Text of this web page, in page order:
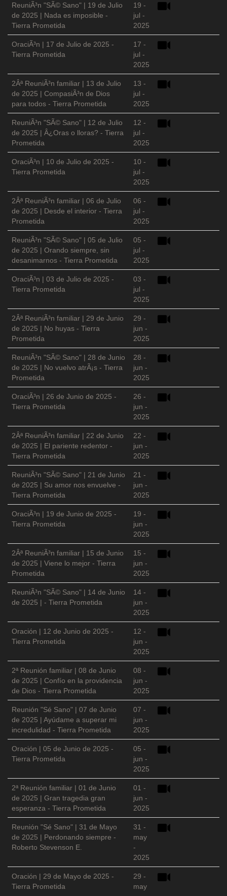
ReuniÃ³n "SÃ© Sano" | 19 de Julio
de 2025 | Nada es imposible -
Tierra Prometida
19 -
jul -
2025
OraciÃ³n | 17 de Julio de 2025 -
Tierra Prometida
17 -
jul -
2025
2Âª ReuniÃ³n familiar | 13 de Julio
de 2025 | CompasiÃ³n de Dios
para todos - Tierra Prometida
13 -
jul -
2025
ReuniÃ³n "SÃ© Sano" | 12 de Julio
de 2025 | Â¿Oras o lloras? - Tierra
Prometida
12 -
jul -
2025
OraciÃ³n | 10 de Julio de 2025 -
Tierra Prometida
10 -
jul -
2025
2Âª ReuniÃ³n familiar | 06 de Julio
de 2025 | Desde el interior - Tierra
Prometida
06 -
jul -
2025
ReuniÃ³n "SÃ© Sano" | 05 de Julio
de 2025 | Orando siempre, sin
desanimarnos - Tierra Prometida
05 -
jul -
2025
OraciÃ³n | 03 de Julio de 2025 -
Tierra Prometida
03 -
jul -
2025
2Âª ReuniÃ³n familiar | 29 de Junio
de 2025 | No huyas - Tierra
Prometida
29 -
jun -
2025
ReuniÃ³n "SÃ© Sano" | 28 de Junio
de 2025 | No vuelvo atrÃ¡s - Tierra
Prometida
28 -
jun -
2025
OraciÃ³n | 26 de Junio de 2025 -
Tierra Prometida
26 -
jun -
2025
2Âª ReuniÃ³n familiar | 22 de Junio
de 2025 | El pariente redentor -
Tierra Prometida
22 -
jun -
2025
ReuniÃ³n "SÃ© Sano" | 21 de Junio
de 2025 | Su amor nos envuelve -
Tierra Prometida
21 -
jun -
2025
OraciÃ³n | 19 de Junio de 2025 -
Tierra Prometida
19 -
jun -
2025
2Âª ReuniÃ³n familiar | 15 de Junio
de 2025 | Viene lo mejor - Tierra
Prometida
15 -
jun -
2025
ReuniÃ³n "SÃ© Sano" | 14 de Junio
de 2025 | - Tierra Prometida
14 -
jun -
2025
Oración | 12 de Junio de 2025 -
Tierra Prometida
12 -
jun -
2025
2ª Reunión familiar | 08 de Junio
de 2025 | Confío en la providencia
de Dios - Tierra Prometida
08 -
jun -
2025
Reunión "Sé Sano" | 07 de Junio
de 2025 | Ayúdame a superar mi
incredulidad - Tierra Prometida
07 -
jun -
2025
Oración | 05 de Junio de 2025 -
Tierra Prometida
05 -
jun -
2025
2ª Reunión familiar | 01 de Junio
de 2025 | Gran tragedia gran
esperanza - Tierra Prometida
01 -
jun -
2025
Reunión "Sé Sano" | 31 de Mayo
de 2025 | Perdonando siempre -
Roberto Stevenson E.
31 -
may
-
2025
Oración | 29 de Mayo de 2025 -
Tierra Prometida
29 -
may